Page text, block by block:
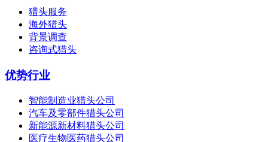
猎头服务
海外猎头
背景调查
咨询式猎头
优势行业
智能制造业猎头公司
汽车及零部件猎头公司
新能源新材料猎头公司
医疗生物医药猎头公司